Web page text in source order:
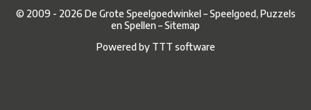
© 2009 - 2026 De Grote Speelgoedwinkel – Speelgoed, Puzzels
en Spellen –Sitemap
Powered by TTT software